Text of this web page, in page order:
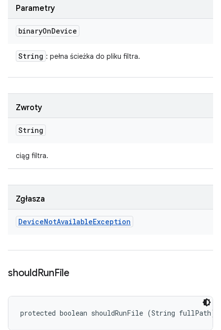
Parametry
binaryOnDevice
String : pełna ścieżka do pliku filtra.
Zwroty
String
ciąg filtra.
Zgłasza
DeviceNotAvailableException
shouldRunFile
protected boolean shouldRunFile (String fullPath)